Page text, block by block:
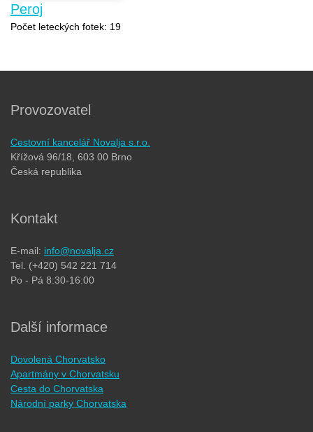
Peroj
Počet leteckých fotek: 19
Provozovatel
Cestovní kancelář Novalja s.r.o.
Křížová 96/18, 603 00 Brno
Česká republika
Kontakt
E-mail: info@novalja.cz
Tel. (+420) 542 221 714
Po - Pá 8:30-16:00
Další informace
Dovolená Chorvatsko
Apartmány v Chorvatsku
Cesta do Chorvatska
Národní parky Chorvatska